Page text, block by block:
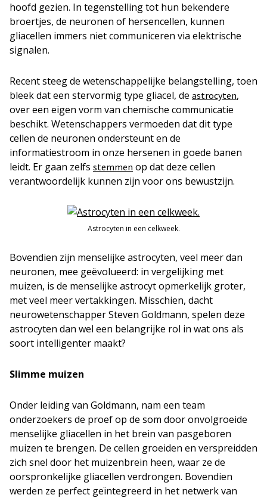
hoofd gezien. In tegenstelling tot hun bekendere
broertjes, de neuronen of hersencellen, kunnen
gliacellen immers niet communiceren via elektrische
signalen.
Recent steeg de wetenschappelijke belangstelling, toen
bleek dat een stervormig type gliacel, de astrocyten,
over een eigen vorm van chemische communicatie
beschikt. Wetenschappers vermoeden dat dit type
cellen de neuronen ondersteunt en de
informatiestroom in onze hersenen in goede banen
leidt. Er gaan zelfs stemmen op dat deze cellen
verantwoordelijk kunnen zijn voor ons bewustzijn.
Astrocyten in een celkweek.
Bovendien zijn menselijke astrocyten, veel meer dan
neuronen, mee geëvolueerd: in vergelijking met
muizen, is de menselijke astrocyt opmerkelijk groter,
met veel meer vertakkingen. Misschien, dacht
neurowetenschapper Steven Goldmann, spelen deze
astrocyten dan wel een belangrijke rol in wat ons als
soort intelligenter maakt?
Slimme muizen
Onder leiding van Goldmann, nam een team
onderzoekers de proef op de som door onvolgroeide
menselijke gliacellen in het brein van pasgeboren
muizen te brengen. De cellen groeiden en verspreidden
zich snel door het muizenbrein heen, waar ze de
oorspronkelijke gliacellen verdrongen. Bovendien
werden ze perfect geïntegreerd in het netwerk van